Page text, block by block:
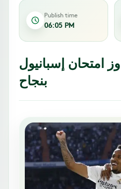
Publish time
06:05 PM
امتحان إسبانيول
بنجاح